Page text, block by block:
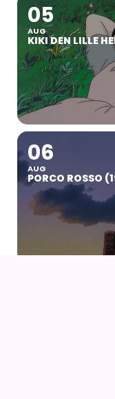
05
AUG
KIKI DEN LILLE
06
AUG
PORCO ROSSO